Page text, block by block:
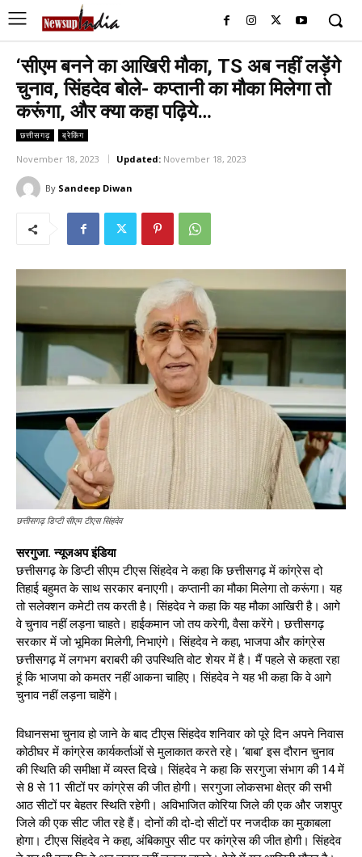
‘सीएम बनने का आखिरी मौका, TS अब नहीं लड़ेंगे
चुनाव, सिंहदेव बोले- कप्तानी का मौका मिलेगा तो
करूंगा, और क्या कहा पढ़िये…
छत्तीसगढ़ ब्रेकिंग
November 18, 2023 Updated: November 18, 2023
By Sandeep Diwan
छत्तीसगढ़ डिप्टी सीएम टीएस सिंहदेव
सरगुजा. न्यूजअप इंडिया
छत्तीसगढ़ के डिप्टी सीएम टीएस सिंहदेव ने कहा कि छत्तीसगढ़ में कांग्रेस दो
तिहाई बहुमत के साथ सरकार बनाएगी। कप्तानी का मौका मिलेगा तो करूंगा। यह
तो सलेक्शन कमेटी तय करती है। सिंहदेव ने कहा कि यह मौका आखिरी है। आगे
वे चुनाव नहीं लड़ना चाहते। हाईकमान जो तय करेगी, वैसा करेंगे। छत्तीसगढ़
सरकार में जो भूमिका मिलेगी, निभाएंगे। सिंहदेव ने कहा, भाजपा और कांग्रेस
छत्तीसगढ़ में लगभग बराबरी की उपस्थिति वोट शेयर में है। मैं पहले से कहता रहा
हूं कि भाजपा को कमतर नहीं आकना चाहिए। सिंहदेव ने यह भी कहा कि वे आगे
चुनाव नहीं लड़ना चाहेंगे।
विधानसभा चुनाव हो जाने के बाद टीएस सिंहदेव शनिवार को पूरे दिन अपने निवास
कोठीघर में कांग्रेस कार्यकर्ताओं से मुलाकात करते रहे। ‘बाबा’ इस दौरान चुनाव
की स्थिति की समीक्षा में व्यस्त दिखे। सिंहदेव ने कहा कि सरगुजा संभाग की 14 में
से 8 से 11 सीटों पर कांग्रेस की जीत होगी। सरगुजा लोकसभा क्षेत्र की सभी
आठ सीटों पर बेहतर स्थिति रहेगी। अविभाजित कोरिया जिले की एक और जशपुर
जिले की एक सीट जीत रहे हैं। दोनों की दो-दो सीटों पर नजदीक का मुकाबला
होगा। टीएस सिंहदेव ने कहा, अंबिकापुर सीट पर कांग्रेस की जीत होगी। सिंहदेव